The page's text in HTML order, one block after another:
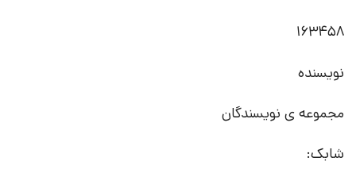
163458
نویسنده
مجموعه ی نویسندگان
شابک: